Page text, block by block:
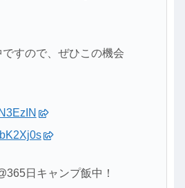
すので、ぜひこの機会
日キャンプ飯中！